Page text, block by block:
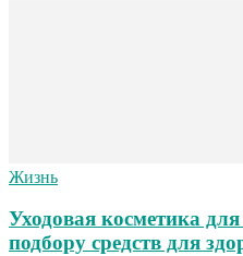
Жизнь
Уходовая косметика
подбору средств для